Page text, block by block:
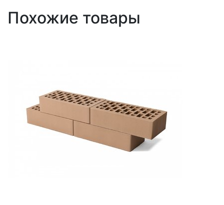
Похожие товары